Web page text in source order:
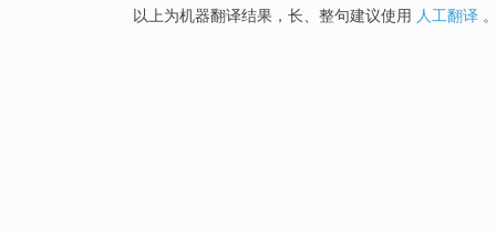
以上为机器翻译结果，长、整句建议使用 人工翻译